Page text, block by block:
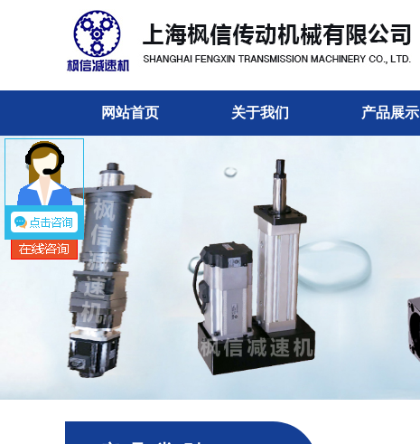
网站首页 关于我们 产品展示